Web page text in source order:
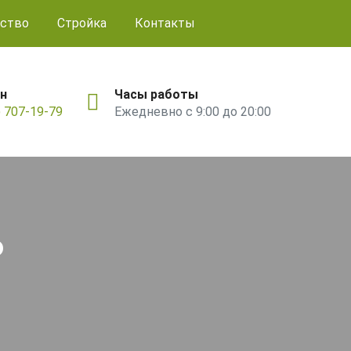
Стройка Контакты
707-19-79
Часы работы
Ежедневно с 9:00 до 20:00